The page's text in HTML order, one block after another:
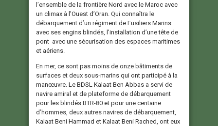
l’ensemble de la frontière Nord avec le Maroc avec
un climax à l’Ouest d’Oran. Qui connaîtra le
débarquement d’un régiment de Fusiliers Marins
avec ses engins blindés, l’installation d’une tête de
pont avec une sécurisation des espaces maritimes
et aériens.
En mer, ce sont pas moins de onze bâtiments de
surfaces et deux sous-marins qui ont participé à la
manœuvre. Le BDSL Kalaat Ben Abbas a servi de
navire amiral et de plateforme de débarquement
pour les blindés BTR-80 et pour une centaine
d’hommes, deux autres navires de débarquement,
Kalaat Beni Hammad et Kalaat Beni Rached, ont eux